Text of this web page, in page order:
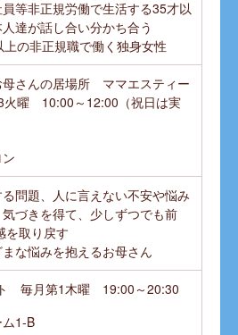
等非正規労働で生活する35才以
達が話し合い分かち合う
上の非正規職で働く独身女性
母さんの居場所 ママエスティー
曜 10:00～12:00（祝日は実
問題、人に言えない不安や悩み
づきを得て、少しずつでも前
を取り戻す
な悩みを抱えるお母さん
毎月第1木曜 19:00～20:30
1-B